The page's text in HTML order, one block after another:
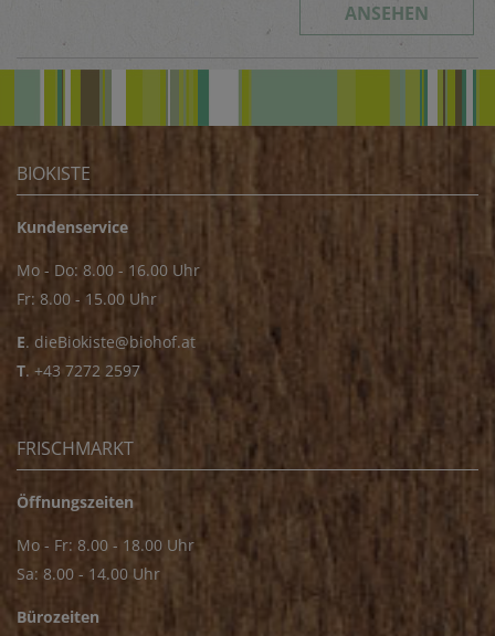
ANSEHEN
BIOKISTE
Kundenservice
Mo - Do: 8.00 - 16.00 Uhr
Fr: 8.00 - 15.00 Uhr
E. dieBiokiste@biohof.at
T. +43 7272 2597
FRISCHMARKT
Öffnungszeiten
Mo - Fr: 8.00 - 18.00 Uhr
Sa: 8.00 - 14.00 Uhr
Bürozeiten